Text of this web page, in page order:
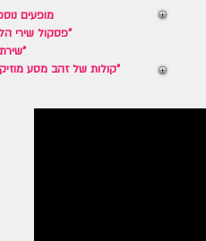
"פסקול שירי הלהקות הצבאיות"
"שירת נעמי"
"קולות של זהב מסע מוזיקלי בין מלכות הזמר העברי"